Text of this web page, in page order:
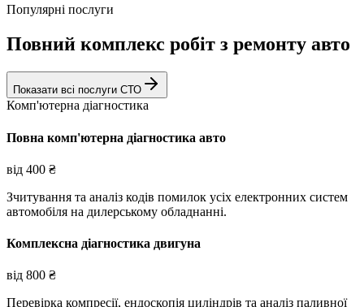
Популярні послуги
Повний комплекс робіт з ремонту авто
Показати всі послуги СТО
Комп'ютерна діагностика
Повна комп'ютерна діагностика авто
від 400 ₴
Зчитування та аналіз кодів помилок усіх електронних систем
автомобіля на дилерському обладнанні.
Комплексна діагностика двигуна
від 800 ₴
Перевірка компресії, ендоскопія циліндрів та аналіз паливної